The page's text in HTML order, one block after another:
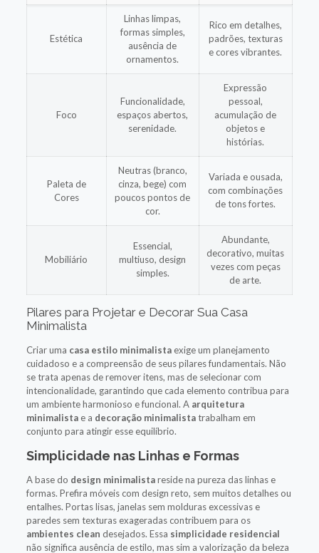
Estética
Linhas limpas,
formas simples,
ausência de
ornamentos.
Rico em detalhes,
padrões, texturas
e cores vibrantes.
Foco
Funcionalidade,
espaços abertos,
serenidade.
Expressão
pessoal,
acumulação de
objetos e
histórias.
Paleta de
Cores
Neutras (branco,
cinza, bege) com
poucos pontos de
cor.
Variada e ousada,
com combinações
de tons fortes.
Mobiliário
Essencial,
multiuso, design
simples.
Abundante,
decorativo, muitas
vezes com peças
de arte.
Pilares para Projetar e Decorar Sua Casa
Minimalista
Criar uma casa estilo minimalistaexige um planejamento
cuidadoso e a compreensão de seus pilares fundamentais. Não
se trata apenas de remover itens, mas de selecionar com
intencionalidade, garantindo que cada elemento contribua para
um ambiente harmonioso e funcional. A arquitetura
minimalistae a decoração minimalistatrabalham em
conjunto para atingir esse equilíbrio.
Simplicidade nas Linhas e Formas
A base do design minimalistareside na pureza das linhas e
formas. Prefira móveis com design reto, sem muitos detalhes ou
entalhes. Portas lisas, janelas sem molduras excessivas e
paredes sem texturas exageradas contribuem para os
ambientes clean desejados. Essa simplicidade residencial
não significa ausência de estilo, mas sim a valorização da beleza